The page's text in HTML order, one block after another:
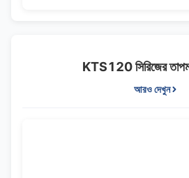
KTS120 সিরিজের
আরও দেখুন